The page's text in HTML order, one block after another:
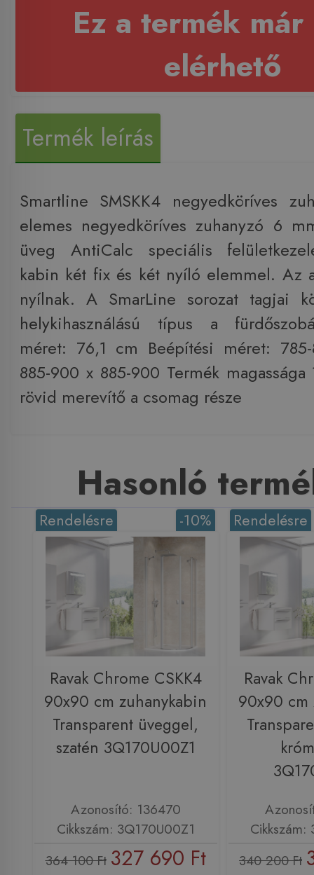
Ez a termék már
elérhető
Termék leírás
Smartline SMSKK4 negyedköríves
elemes negyedköríves zuhanyzó 6
üveg AntiCalc speciális
kabin két fix és két nyíló elemmel. Az
nyílnak. A SmarLine sorozat tagjai
helykihasználású típus a
méret: 76,1 cm Beépítési méret:
885-900 x 885-900 Termék
rövid merevítő a csomag része
Hasonló
-10%
Rendelésre
Ravak Chrome CSKK4
90x90 cm zuhanykabin
Transparent üveggel,
szatén 3Q170U00Z1
Azonosító: 136470
Cikkszám: 3Q170U00Z1
364 100 Ft 327 690 Ft
Rendelésre
Ravak
90x90 cm
340 200 Ft